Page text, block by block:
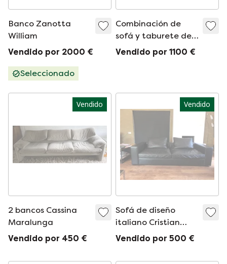
Banco Zanotta
William
Vendido por 2000 €
Seleccionado
Combinación de
sofá y taburete de
diseño italiano
Vendido por 1100 €
Vendido
2 bancos Cassina
Maralunga
Vendido por 450 €
Vendido
Sofá de diseño
italiano Cristian
Alfred S06
Vendido por 500 €